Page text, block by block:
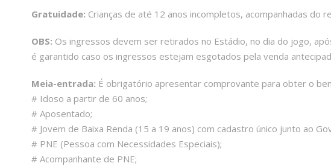
Gratuidade: Crianças de até 12 anos incompletos, acompanhadas do
OBS: Os ingressos devem ser retirados no Estádio, no dia do jogo,
é garantido caso os ingressos estejam esgotados pela venda
Meia-entrada: É obrigatório apresentar comprovante para obter o
# Idoso a partir de 60 anos;
# Aposentado;
# Jovem de Baixa Renda (15 a 19 anos) com cadastro único junto ao
# PNE (Pessoa com Necessidades Especiais);
# Acompanhante de PNE;